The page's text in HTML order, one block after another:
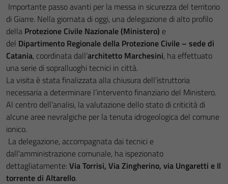
Importante passo avanti per la messa in sicurezza del territorio
di Giarre. Nella giornata di oggi, una delegazione di alto profilo
della Protezione Civile Nazionale (Ministero) e
del Dipartimento Regionale della Protezione Civile – sede di
Catania, coordinata dall’architetto Marchesini, ha effettuato
una serie di sopralluoghi tecnici in città.
La visita è stata finalizzata alla chiusura dell’istruttoria
necessaria a determinare l’intervento finanziario del Ministero.
Al centro dell’analisi, la valutazione dello stato di criticità di
alcune aree nevralgiche per la tenuta idrogeologica del comune
ionico.
La delegazione, accompagnata dai tecnici e
dall'amministrazione comunale, ha ispezionato
dettagliatamente: Via Torrisi, Via Zingherino, via Ungaretti e Il
torrente di Altarello.